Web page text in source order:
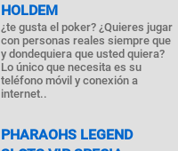
HOLDEM
¿te gusta el poker? ¿Quieres jugar
con personas reales siempre que
y dondequiera que usted quiera?
Lo único que necesita es su
teléfono móvil y conexión a
internet..
PHARAOHS LEGEND